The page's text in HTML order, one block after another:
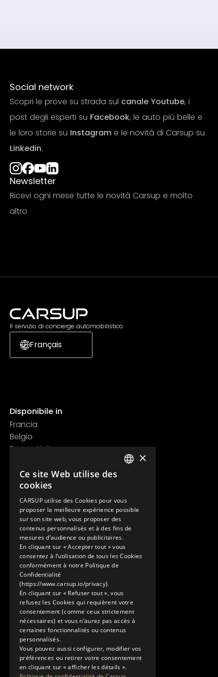
Social network
Scopri le prove su strada sul canale Youtube, i
post degli esperti su Facebook, le auto più belle e
le loro storie su Instagram e le novità di Carsup su
Linkedin.
Newsletter
Ricevi ogni mese tutte le novità Carsup e molto
altro
Il servizio di concierge automobilistico
Français
Disponibile in
Francia
Belgio
Regno Unito
Contatti
+33 1 89 47 00 43
contact@carsup.io
Pagina contatti
Scopri
Le nostre Conciergerie
I nostri servizi
Lo Showroom
Il mondo Carsup
Il diario di bordo
Scopri di più
Note legali
Informativa sulla privacy
Condizioni generali di utilizzo
×
Ce site Web utilise des
cookies
CARSUP utilise des Cookies pour vous
proposer la meilleure expérience possible
sur son site web, vous proposer des
contenus personnalisés et à des fins de
mesures d’audience ou publicitaires.
En cliquant sur « Accepter tout » vous
consentez à l’utilisation de tous les Cookies
conformément à notre Politique de
Confidentialité
(https://www.carsup.io/privacy).
En cliquant sur « Refuser tout », vous
refusez les Cookies qui requièrent votre
consentement (comme ceux strictement
nécessaires) et vous n’aurez pas accès à
certaines fonctionnalités ou contenus
personnalisés.
Vous pouvez aussi configurer, modifier vos
préférences ou retirer votre consentement
en cliquant sur « afficher les détails ».